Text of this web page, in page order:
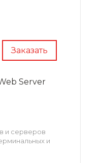
Заказать
Server
и серверов
и